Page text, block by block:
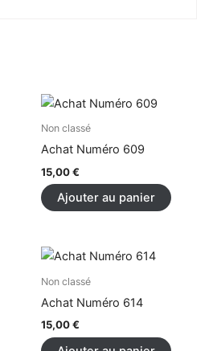
Non classé
Achat Numéro 609
15,00€
Ajouter au panier
Non classé
Achat Numéro 614
15,00€